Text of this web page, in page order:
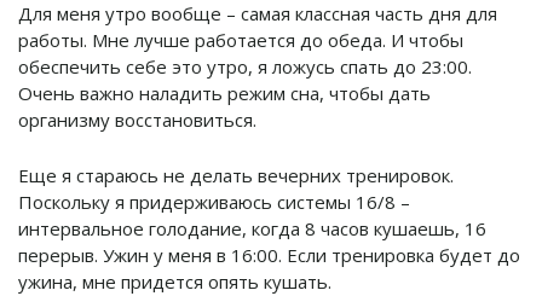
Для меня утро вообще – самая классная часть дня для
работы. Мне лучше работается до обеда. И чтобы
обеспечить себе это утро, я ложусь спать до 23:00.
Очень важно наладить режим сна, чтобы дать
организму восстановиться.
Еще я стараюсь не делать вечерних тренировок.
Поскольку я придерживаюсь системы 16/8 –
интервальное голодание, когда 8 часов кушаешь, 16
перерыв. Ужин у меня в 16:00. Если тренировка будет до
ужина, мне придется опять кушать.